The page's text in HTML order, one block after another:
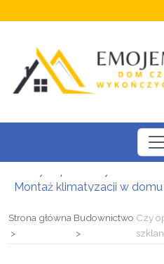
Strona główna Budownictwo Czy